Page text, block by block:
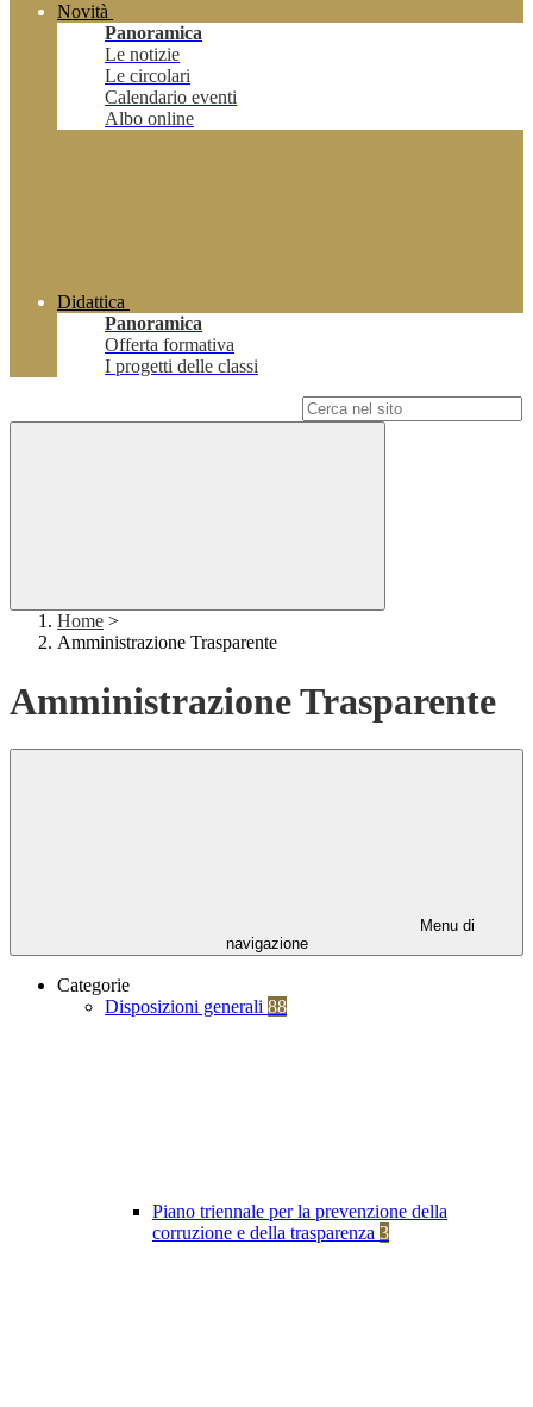
Novità
Panoramica
Le notizie
Le circolari
Calendario eventi
Albo online
Didattica
Panoramica
Offerta formativa
I progetti delle classi
Home >
Amministrazione Trasparente
Amministrazione Trasparente
Menu di
navigazione
Categorie
Disposizioni generali 88
Piano triennale per la prevenzione della
corruzione e della trasparenza 3